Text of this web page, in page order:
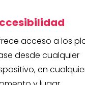
acceso a los
desde cualquier
en